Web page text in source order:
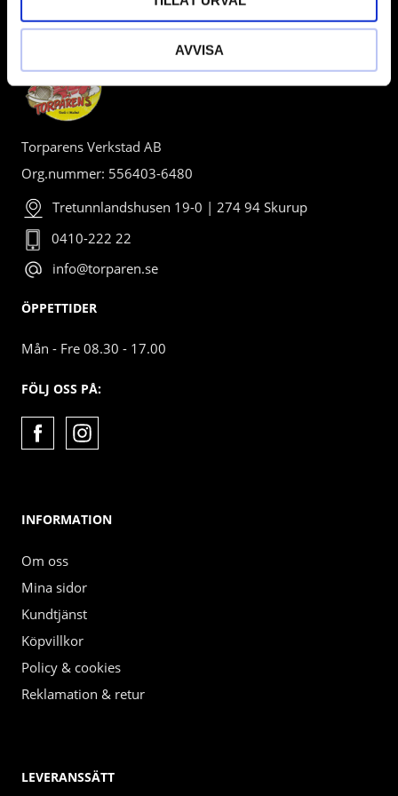
AVVISA
Torparens Verkstad AB
Org.nummer: 556403-6480
Tretunnlandshusen 19-0 | 274 94 Skurup
0410-222 22
info@torparen.se
ÖPPETTIDER
Mån - Fre 08.30 - 17.00
FÖLJ OSS PÅ:
INFORMATION
Om oss
Mina sidor
Kundtjänst
Köpvillkor
Policy & cookies
Reklamation & retur
LEVERANSSÄTT